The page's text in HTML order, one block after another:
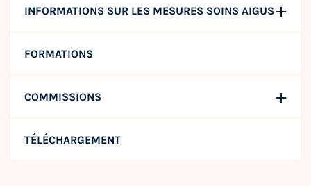
INFORMATIONS SUR LES MESURES SOINS AIGUS
FORMATIONS
COMMISSIONS
TÉLÉCHARGEMENT